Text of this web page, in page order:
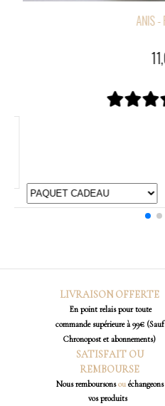
LIVRAISON OFFERTE
En point relais pour toute
commande supérieure à 99€ (Sauf
Chronopost et abonnements)
SATISFAIT OU
REMBOURSE
Nous remboursonsouéchangeons
vos produits